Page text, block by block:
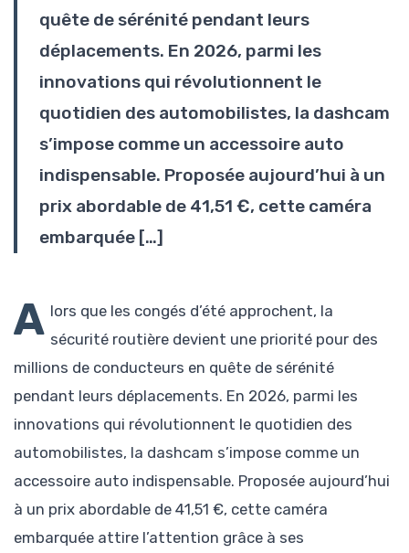
quête de sérénité pendant leurs
déplacements. En 2026, parmi les
innovations qui révolutionnent le
quotidien des automobilistes, la dashcam
s’impose comme un accessoire auto
indispensable. Proposée aujourd’hui à un
prix abordable de 41,51 €, cette caméra
embarquée […]
A lors que les congés d’été approchent, la
sécurité routière devient une priorité pour des
millions de conducteurs en quête de sérénité
pendant leurs déplacements. En 2026, parmi les
innovations qui révolutionnent le quotidien des
automobilistes, la dashcam s’impose comme un
accessoire auto indispensable. Proposée aujourd’hui
à un prix abordable de 41,51 €, cette caméra
embarquée attire l’attention grâce à ses